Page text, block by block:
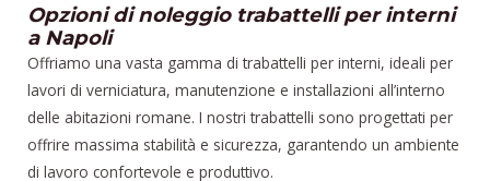
Opzioni di noleggio trabattelli per interni
a Napoli
Offriamo una vasta gamma di trabattelli per interni, ideali per
lavori di verniciatura, manutenzione e installazioni all’interno
delle abitazioni romane. I nostri trabattelli sono progettati per
offrire massima stabilità e sicurezza, garantendo un ambiente
di lavoro confortevole e produttivo.